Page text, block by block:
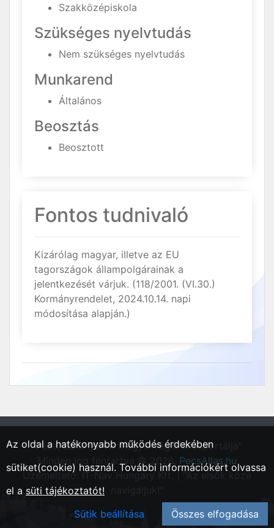
Szakközépiskola
Szükséges nyelvtudás
Nem szükséges nyelvtudás
Munkarend
Általános
Beosztás
Beosztott
Fontos tudnivaló
Kizárólag magyar, illetve az EU
tagországok állampolgárainak a
jelentkezését várjuk. (118/2001. (VI.30.)
Kormányrendelet, 2024.10.14. napi
módosítása alapján.)
"Pécs, Baranya vármegyei régió állásportálja"
Minden jog fentartva © 2026. PecsAllas.hu
Üzemeltető: IT-Nav Hungary Kft. | "Az elsők közé
Az oldal a hatékonyabb működés érdekében
sütiket(cookie) használ. További információkért olvassa
el a süti tájékoztatót!
Sütik beállítása
Összes elfogadása